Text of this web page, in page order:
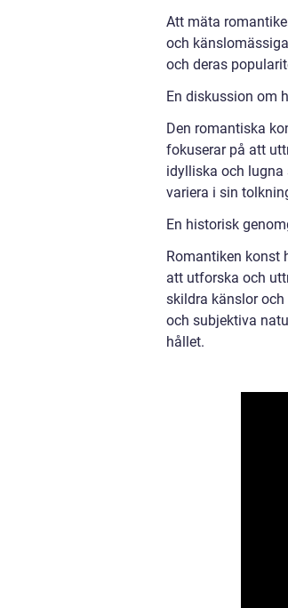
Att mäta
och
och deras
En diskussion om
Den romantiska
fokuserar på att
idylliska och
variera i sin
En historisk
Romantiken konst
att utforska och
skildra känslor
och subjektiva
hållet.